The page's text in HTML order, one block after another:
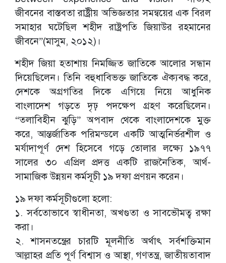
জীবনের বাস্তবতা রাষ্ট্রীয় অভিজ্ঞতার সমন্বয়ের এক বিরল
সমাহার ঘটেছিল শহীদ রাষ্ট্রপতি জিয়াউর রহমানের
জীবনে”(মাসুম, ২০১২)।
শহীদ জিয়া হতাশায় নিমজ্জিত জাতিকে আলোর সন্ধান
দিয়েছিলেন। তিনি বহুধাবিভক্ত জাতিকে ঐক্যবদ্ধ করে,
দেশকে অগ্রগতির দিকে এগিয়ে নিয়ে আধুনিক
বাংলাদেশ গড়তে দৃঢ় পদক্ষেপ গ্রহণ করেছিলেন।
“তলাবিহীন ঝুড়ি” অপবাদ থেকে বাংলাদেশকে মুক্ত
করে, আন্তর্জাতিক পরিমন্ডলে একটি আত্মনির্ভরশীল ও
মর্যাদাপূর্ণ দেশ হিসেবে গড়ে তোলার লক্ষ্যে ১৯৭৭
সালের ৩০ এপ্রিল প্রদত্ত একটি রাজনৈতিক, আর্থ-
সামাজিক উন্নয়ন কর্মসূচী ১৯ দফা প্রণয়ন করেন।
১৯ দফা কর্মসূচীগুলো হলো:
১. সর্বতোভাবে স্বাধীনতা, অখগুতা ও সাবভৌমত্ব রক্ষা
করা।
২. শাসনতন্ত্রের চারটি মূলনীতি অর্থাৎ সর্বশক্তিমান
আল্লাহর প্রতি পূর্ণ বিশ্বাস ও আস্থা, গণতন্ত্র, জাতীয়তাবাদ